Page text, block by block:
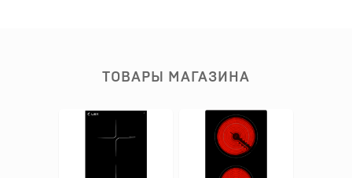
ТОВАРЫ МАГАЗИНА